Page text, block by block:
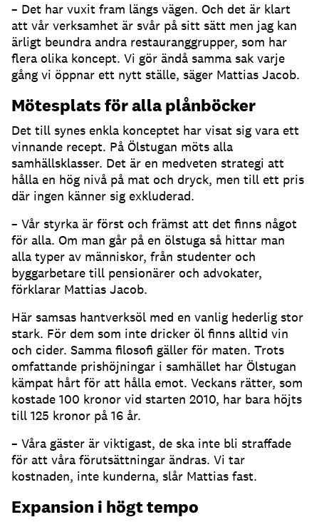
– Det har vuxit fram längs vägen. Och det är klart
att vår verksamhet är svår på sitt sätt men jag kan
ärligt beundra andra restauranggrupper, som har
flera olika koncept. Vi gör ändå samma sak varje
gång vi öppnar ett nytt ställe, säger Mattias Jacob.
Mötesplats för alla plånböcker
Det till synes enkla konceptet har visat sig vara ett
vinnande recept. På Ölstugan möts alla
samhällsklasser. Det är en medveten strategi att
hålla en hög nivå på mat och dryck, men till ett pris
där ingen känner sig exkluderad.
– Vår styrka är först och främst att det finns något
för alla. Om man går på en ölstuga så hittar man
alla typer av människor, från studenter och
byggarbetare till pensionärer och advokater,
förklarar Mattias Jacob.
Här samsas hantverksöl med en vanlig hederlig stor
stark. För dem som inte dricker öl finns alltid vin
och cider. Samma filosofi gäller för maten. Trots
omfattande prishöjningar i samhället har Ölstugan
kämpat hårt för att hålla emot. Veckans rätter, som
kostade 100 kronor vid starten 2010, har bara höjts
till 125 kronor på 16 år.
– Våra gäster är viktigast, de ska inte bli straffade
för att våra förutsättningar ändras. Vi tar
kostnaden, inte kunderna, slår Mattias fast.
Expansion i högt tempo